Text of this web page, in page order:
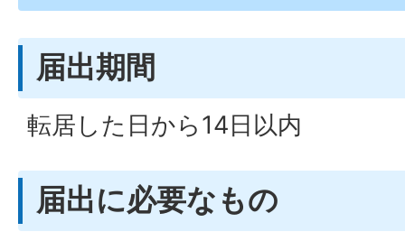
届出期間
転居した日から14日以内
届出に必要なもの